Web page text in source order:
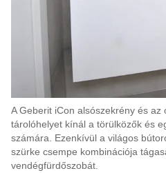
A Geberit iCon alsószekrény és az
tárolóhelyet kínál a törülközők és
számára. Ezenkívül a világos
szürke csempe kombinációja
vendégfürdőszobát.